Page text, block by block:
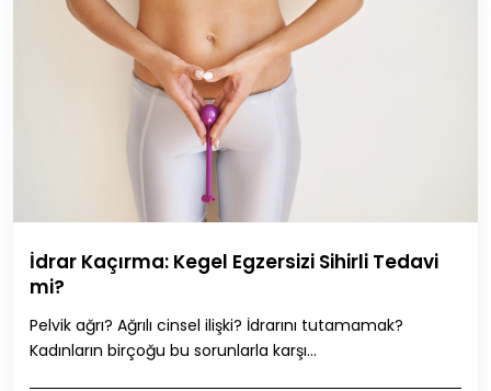
İdrar Kaçırma: Kegel Egzersizi Sihirli Tedavi
mi?
Pelvik ağrı? Ağrılı cinsel ilişki? İdrarını tutamamak?
Kadınların birçoğu bu sorunlarla karşı...